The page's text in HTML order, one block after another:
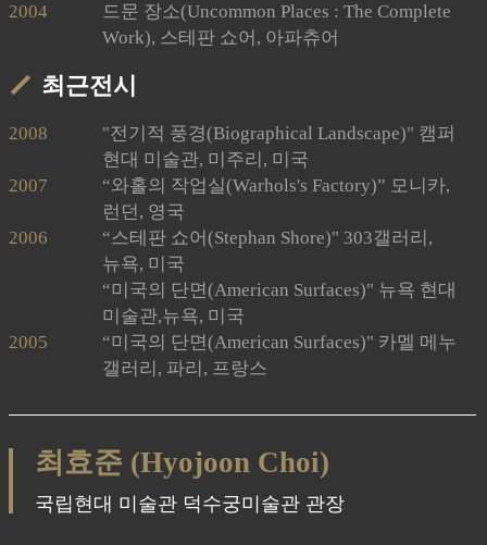
2004
드문 장소(Uncommon Places : The Complete
Work), 스테판 쇼어, 아파츄어
최근전시
2008
"전기적 풍경(Biographical Landscape)" 캠퍼
현대 미술관, 미주리, 미국
2007
“와홀의 작업실(Warhols's Factory)” 모니카,
런던, 영국
2006
“스테판 쇼어(Stephan Shore)" 303갤러리,
뉴욕, 미국
“미국의 단면(American Surfaces)" 뉴욕 현대
미술관,뉴욕, 미국
2005
“미국의 단면(American Surfaces)" 카멜 메누
갤러리, 파리, 프랑스
최효준 (Hyojoon Choi)
국립현대 미술관 덕수궁미술관 관장